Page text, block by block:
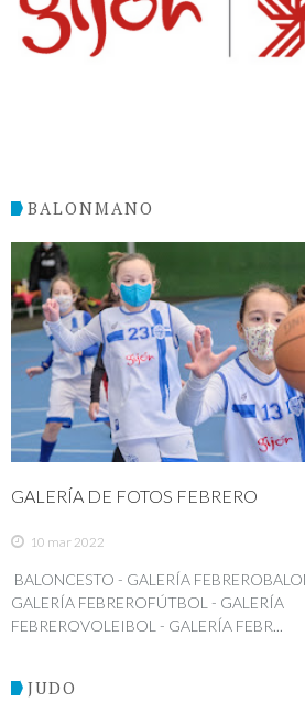
BALONMANO
GALERÍA DE FOTOS FEBRERO
10 mar 2022
BALONCESTO - GALERÍA
GALERÍA FEBREROFÚTBOL - GALERÍA
FEBREROVOLEIBOL - GALERÍA FEBR...
JUDO